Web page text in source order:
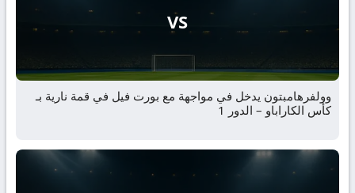
VS
وولفرهامبتون يدخل في مواجهة مع بورت فيل في قمة نارية بـ
كأس الكاراباو – الدور 1